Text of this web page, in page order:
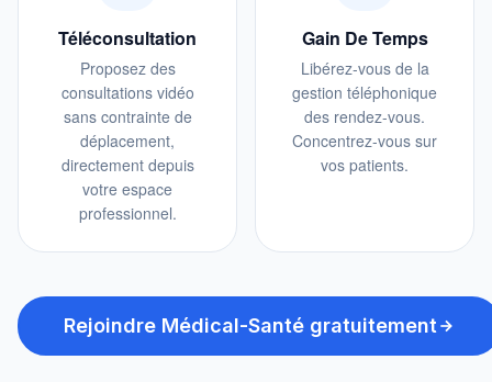
Téléconsultation
Proposez des
consultations vidéo
sans contrainte de
déplacement,
directement depuis
votre espace
professionnel.
Gain De Temps
Libérez-vous de la
gestion téléphonique
des rendez-vous.
Concentrez-vous sur
vos patients.
Rejoindre Médical-Santé gratuitement